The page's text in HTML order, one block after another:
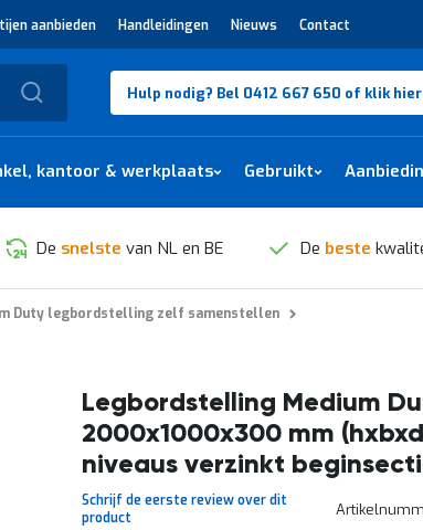
aanbieden Handleidingen Nieuws Contact
Hulp nodig? Bel 0412 667 650 of klik hier
kantoor & werkplaats Gebruikt
De snelste van NL en BE De beste
Duty legbordstelling zelf samenstellen
Legbordstelling Medium
2000x1000x300 mm
niveaus verzinkt
Schrijf de eerste review over dit
product